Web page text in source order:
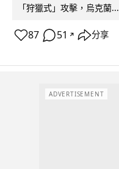
「狩獵式」攻擊，烏克蘭...
87 51 ↗ 分享
ADVERTISEMENT